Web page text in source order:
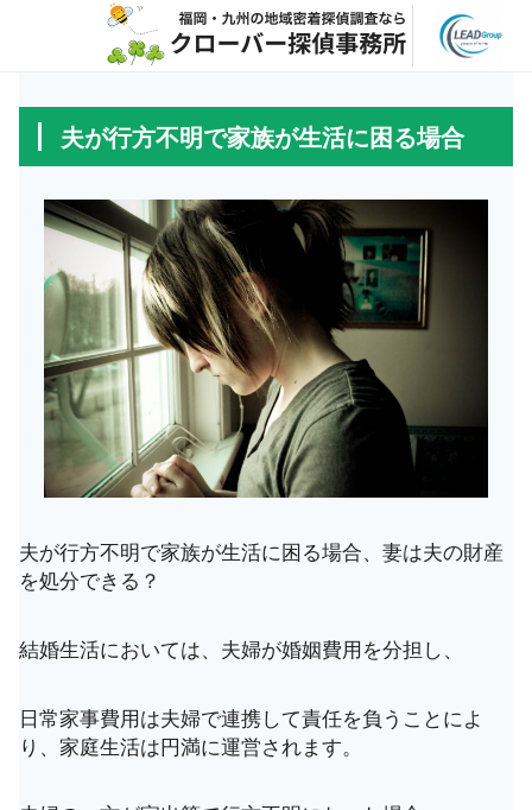
夫が行方不明で家族が生活に困る場合
夫が行方不明で家族が生活に困る場合、妻は夫の財産
を処分できる？
結婚生活においては、夫婦が婚姻費用を分担し、
日常家事費用は夫婦で連携して責任を負うことによ
り、家庭生活は円満に運営されます。